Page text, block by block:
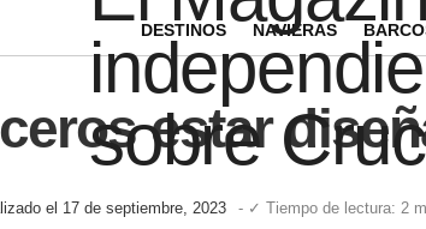
DESTINOS NAVIERAS
estar
el 17 de septiembre, 2023 - ✓ Tiempo de lectura: 2